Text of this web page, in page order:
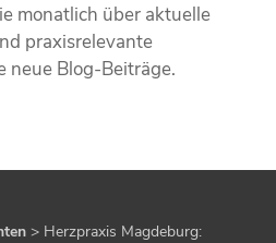
monatlich über aktuelle
praxisrelevante
neue Blog-Beiträge.
> Herzpraxis Magdeburg: